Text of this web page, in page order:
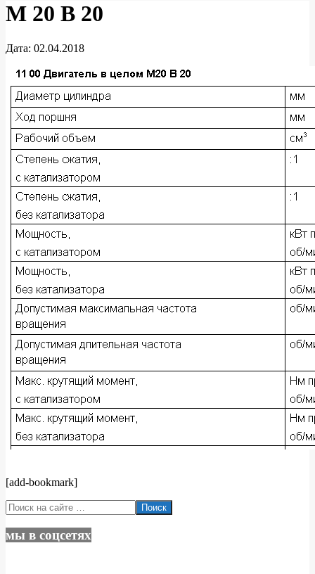
M 20 B 20
Дата: 02.04.2018
M
20
B
20
[add-bookmark]
2018-
04-
02
Поиск
мы в соцсетях